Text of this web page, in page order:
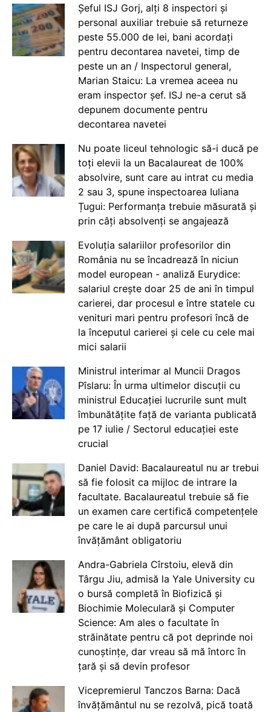
Șeful ISJ Gorj, alți 8 inspectori și
personal auxiliar trebuie să returneze
peste 55.000 de lei, bani acordați
pentru decontarea navetei, timp de
peste un an / Inspectorul general,
Marian Staicu: La vremea aceea nu
eram inspector șef. ISJ ne-a cerut să
depunem documente pentru
decontarea navetei
Nu poate liceul tehnologic să-i ducă pe
toți elevii la un Bacalaureat de 100%
absolvire, sunt care au intrat cu media
2 sau 3, spune inspectoarea Iuliana
Țugui: Performanța trebuie măsurată și
prin câți absolvenți se angajează
Evoluția salariilor profesorilor din
România nu se încadrează în niciun
model european - analiză Eurydice:
salariul crește doar 25 de ani în timpul
carierei, dar procesul e între statele cu
venituri mari pentru profesori încă de
la începutul carierei și cele cu cele mai
mici salarii
Ministrul interimar al Muncii Dragos
Pîslaru: În urma ultimelor discuții cu
ministrul Educației lucrurile sunt mult
îmbunătățite față de varianta publicată
pe 17 iulie / Sectorul educației este
crucial
Daniel David: Bacalaureatul nu ar trebui
să fie folosit ca mijloc de intrare la
facultate. Bacalaureatul trebuie să fie
un examen care certifică competențele
pe care le ai după parcursul unui
învățământ obligatoriu
Andra-Gabriela Cîrstoiu, elevă din
Târgu Jiu, admisă la Yale University cu
o bursă completă în Biofizică și
Biochimie Moleculară și Computer
Science: Am ales o facultate în
străinătate pentru că pot deprinde noi
cunoștințe, dar vreau să mă întorc în
țară și să devin profesor
Vicepremierul Tanczos Barna: Dacă
învățământul nu se rezolvă, pică toată